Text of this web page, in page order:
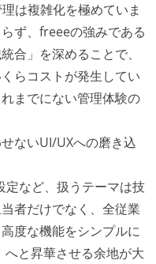
は複雑化を極めていま
ず、freeeの強みである
合」を深めることで、
らコストが発生してい
までにない管理体験の
ないUI/UXへの磨き込
定など、扱うテーマは技
者だけでなく、全従業
度な機能をシンプルに
と昇華させる余地が大